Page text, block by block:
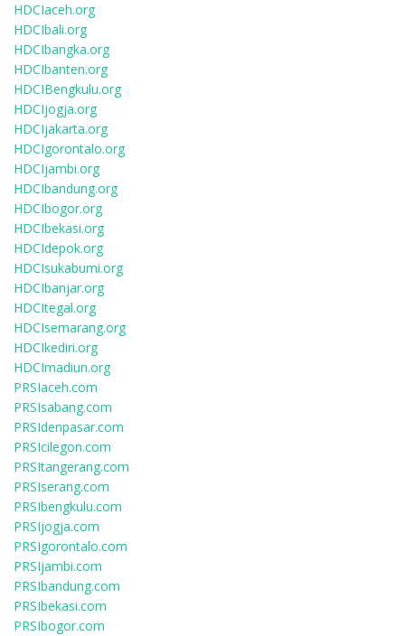
HDCIaceh.org
HDCIbali.org
HDCIbangka.org
HDCIbanten.org
HDCIBengkulu.org
HDCIjogja.org
HDCIjakarta.org
HDCIgorontalo.org
HDCIjambi.org
HDCIbandung.org
HDCIbogor.org
HDCIbekasi.org
HDCIdepok.org
HDCIsukabumi.org
HDCIbanjar.org
HDCItegal.org
HDCIsemarang.org
HDCIkediri.org
HDCImadiun.org
PRSIaceh.com
PRSIsabang.com
PRSIdenpasar.com
PRSIcilegon.com
PRSItangerang.com
PRSIserang.com
PRSIbengkulu.com
PRSIjogja.com
PRSIgorontalo.com
PRSIjambi.com
PRSIbandung.com
PRSIbekasi.com
PRSIbogor.com